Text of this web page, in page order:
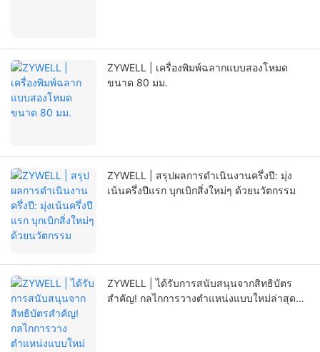
ZYWELL | เครื่องพิมพ์ฉลากแบบสองโหมด
ขนาด 80 มม.
ZYWELL | สรุปผลการดำเนินงานครึ่งปี: มุ่ง
เน้นครึ่งปีแรก บุกเบิกสิ่งใหม่ๆ ด้วยนวัตกรรม
ZYWELL | ได้รับการสนับสนุนจากสิทธิบัตร
สำคัญ! กลไกการวางตำแหน่งแบบใหม่ล่าสุด